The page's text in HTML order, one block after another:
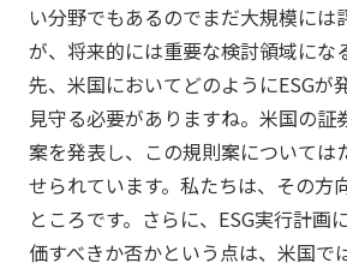
い分野でもあるのでまだ大規模には
が、将来的には重要な検討領域にな
先、米国においてどのようにESGが
見守る必要がありますね。米国の証
案を発表し、この規則案については
せられています。私たちは、その方
ところです。さらに、ESG実行計画
価すべきか否かという点は、米国で